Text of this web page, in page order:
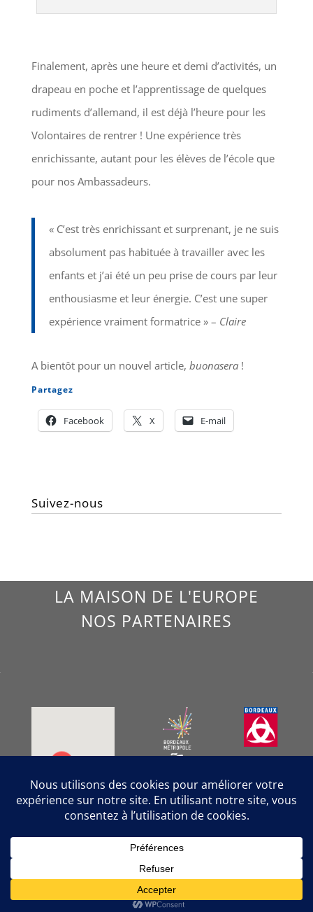
Finalement, après une heure et demi d’activités, un
drapeau en poche et l’apprentissage de quelques
rudiments d’allemand, il est déjà l’heure pour les
Volontaires de rentrer ! Une expérience très
enrichissante, autant pour les élèves de l’école que
pour nos Ambassadeurs.
« C’est très enrichissant et surprenant, je ne suis
absolument pas habituée à travailler avec les
enfants et j’ai été un peu prise de cours par leur
enthousiasme et leur énergie. C’est une super
expérience vraiment formatrice » – Claire
A bientôt pour un nouvel article, buonasera!
Partagez
Facebook X E-mail
Suivez-nous
LA MAISON DE L'EUROPE
NOS PARTENAIRES